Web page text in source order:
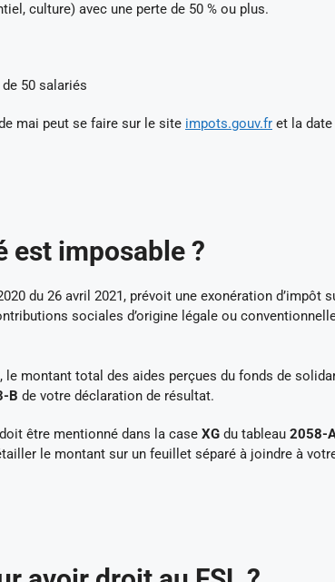
culture) avec une perte de 50 % ou plus.
50 salariés
mai peut se faire sur le site impots.gouv.fr et la date
est imposable ?
du 26 avril 2021, prévoit une exonération d’impôt
sociales d’origine légale ou
, le montant total des aides perçues du fonds de
B de votre déclaration de résultat.
être mentionné dans la case XG du tableau 2058-
le montant sur un feuillet séparé à joindre à